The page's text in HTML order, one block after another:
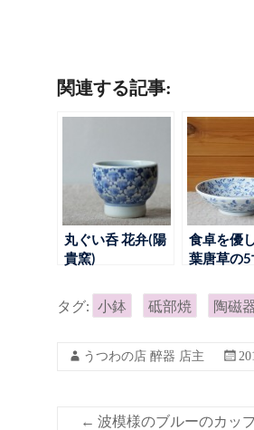
関連する記事:
丸ぐい呑 花弁(陽
貴窯)
食卓を優
葉唐草の
タグ: 小鉢 砥部焼 陶磁
うつわの店 醉器 店主
← 波模様のブルーのカッ